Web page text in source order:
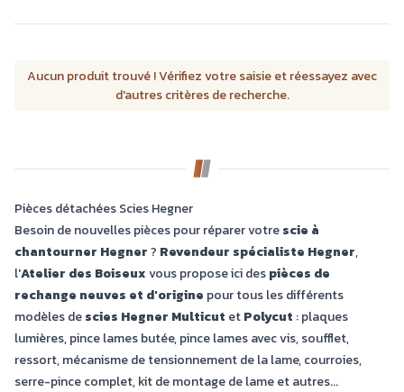
Aucun produit trouvé ! Vérifiez votre saisie et réessayez avec
d'autres critères de recherche.
Pièces détachées Scies Hegner
Besoin de nouvelles pièces pour réparer votrescie à
chantourner Hegner? Revendeur spécialiste Hegner,
l'Atelier des Boiseuxvous propose ici despièces de
rechange neuves et d'origine pour tous les différents
modèles descies Hegner Multicut etPolycut : plaques
lumières, pince lames butée, pince lames avec vis, soufflet,
ressort, mécanisme de tensionnement de la lame, courroies,
serre-pince complet, kit de montage de lame et autres...